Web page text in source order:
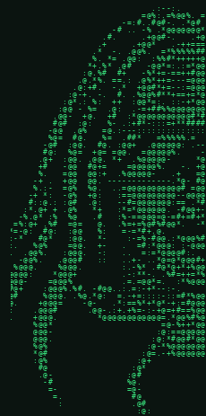
.:--:.
=@%:.=%@@%.
-=:#..#@#-. .*@#
-# .. -%
.#.     .+@@#-.
.+     .+@@*   .-
.*  -. .@@%.
%. *= .@@:
*+.%* .@#   -
:@.%#  #+   -%*+=-
.@.*%. ==.: .@%*++=---
.@:+#.  -.*  +@@#*+=--
:@-+. -.  #.
:@*.: %:  ++  :@@*=:. ::-
:@@ - %=  .@:  .-
.@@-  +@.  +#
#@#  :@:   %- .:+#*-
-@@  .@%   =@.:---
%@=  #@.   %=  .##*   =%%%%%.=
-@#  :@@.  #@. :@@+  .@@@@@@:
#@:  %@=  +@= =@@.  =@@@@@%.
.@+  :@@. .@@. *+  .%@@@@@-
+#   -@@  #@+=    =@@@@@%.   -.
%.   =@@  @@:+  .%@@@@@-   .+
-+ .  +@@  @@. -------------.*@-
%.:-  =@%  %@.  ..=@@@@@@@@@@@#
-+ *:  -@%  +@:   :==@@@@@@@@@--
#::@.: :@#  .@:   --#=@@@@@@@:==
:*.@+ + .@%   *+   :*=*@@@@@@. -
-%.@* :%  %@   .#   :%-==@@@=@-
=%:@+ .%#  =@=   @.  .%=+=%@#%#@@*.  -
*=-@:  #@:  :@@   %:   =-=*#+.@.
*   #@*   :@@.  *-    :-=%-
%@%    =@@.  +-   .  =#:*@@@: :-
:.  .@@%.   :@@@.  -:   ..  =:=*@@@@#:.
-@@%.   .@@@#   ::   ..+-
%@@@.    %@@@.        :.-%*
*@@@+         .-:**-.
=@@@%          .=.=@@*=.
:@@@%.%#. -#@@..:.=:-+*--:-.
%@@@. .%@.*@:  =.-+=::::-
+@@@=    -@-   .*:==%*+*@*-
@:    .@@@#      .@@-.:+.+%=-:-
+@@@.
%@@*                      =@-
@@@-
@@@.
%@%                    :@-
*@#                   :@=.-
:@%                  :@+
#@                 :@*
.@-               :@#
-#               %@.
=-              =@-
=.              #@
:              .@#
:@: